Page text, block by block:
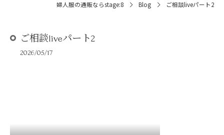
婦人服の通販ならstage:8 Blog ご相談liveパート2
ご相談liveパート2
2026/05/17